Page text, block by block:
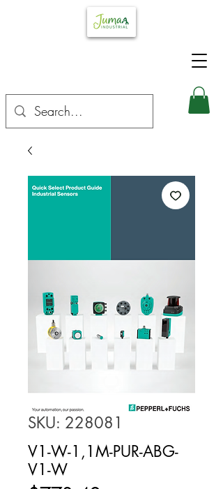
SKU: 228081
V1-W-1,1M-PUR-ABG-
V1-W